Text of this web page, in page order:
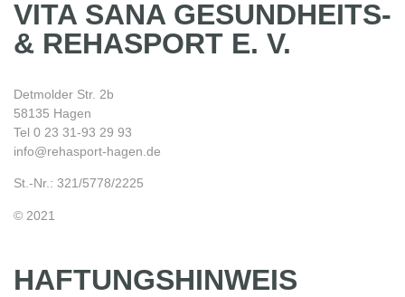
VITA SANA GESUNDHEITS-
& REHASPORT E. V.
Detmolder Str. 2b
58135 Hagen
Tel 0 23 31-93 29 93
info@rehasport-hagen.de
St.-Nr.: 321/5778/2225
© 2021
HAFTUNGSHINWEIS